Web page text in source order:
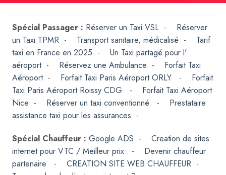
Spécial Passager : Réserver un Taxi VSL - Réserver
un Taxi TPMR - Transport sanitaire, médicalisé - Tarif
taxi en France en 2025 - Un Taxi partagé pour l'
aéroport- Réservez une Ambulance - Forfait Taxi
Aéroport- Forfait Taxi Paris Aéroport ORLY - Forfait
Taxi Paris Aéroport Roissy CDG
- Forfait Taxi Aéroport
Nice - Réserver un taxi conventionné - Prestataire
assistance taxi pour les assurances -
Spécial Chauffeur : Google ADS - Creation de sites
internet pour VTC / Meilleur prix
- Devenir chauffeur
partenaire
- CREATION SITE WEB CHAUFFEUR -